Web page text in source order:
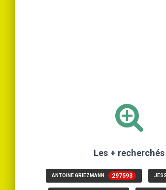
Les + recherchés
ANTOINE GRIEZMANN 297593